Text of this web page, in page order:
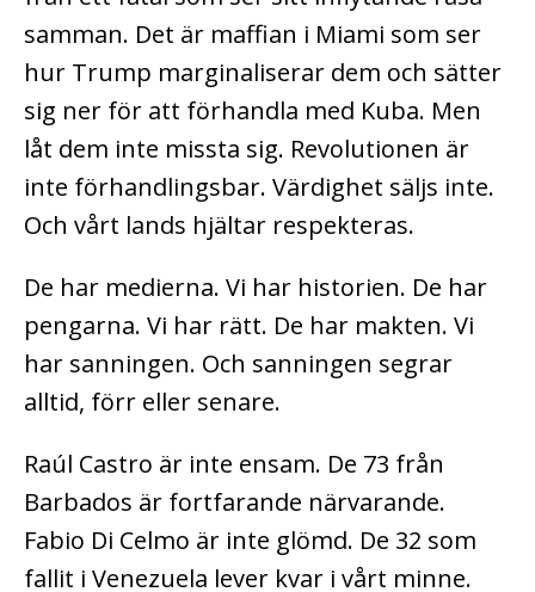
samman. Det är maffian i Miami som ser
hur Trump marginaliserar dem och sätter
sig ner för att förhandla med Kuba. Men
låt dem inte missta sig. Revolutionen är
inte förhandlingsbar. Värdighet säljs inte.
Och vårt lands hjältar respekteras.
De har medierna. Vi har historien. De har
pengarna. Vi har rätt. De har makten. Vi
har sanningen. Och sanningen segrar
alltid, förr eller senare.
Raúl Castro är inte ensam. De 73 från
Barbados är fortfarande närvarande.
Fabio Di Celmo är inte glömd. De 32 som
fallit i Venezuela lever kvar i vårt minne.